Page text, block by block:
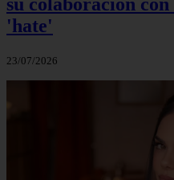
'hate'
23/07/2026